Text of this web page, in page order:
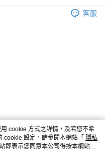
客服
cookie 方式之詳情，及若您不希
cookie 設定，請參閱本網站「 隱私
即表示您同意本公司得按本網站使